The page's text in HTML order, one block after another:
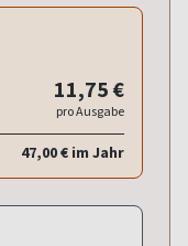
11,75 €
pro Ausgabe
47,00 € im Jahr